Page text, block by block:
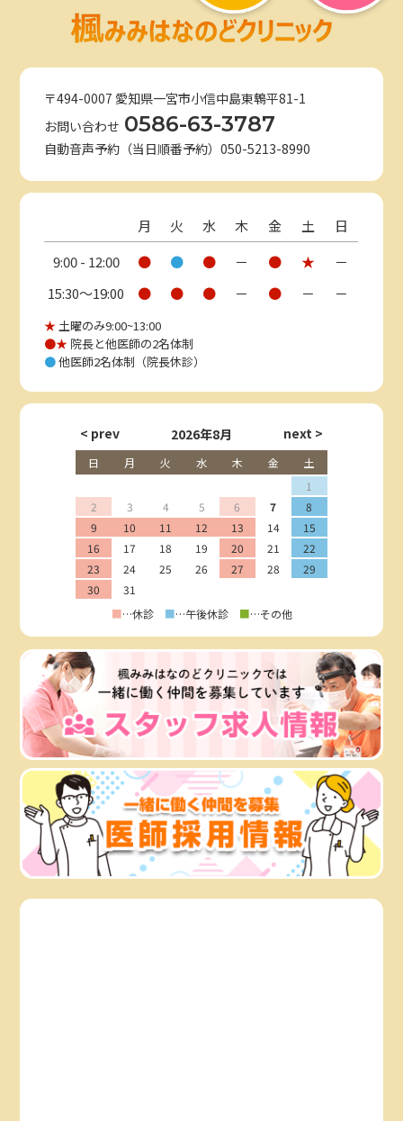
〒494-0007 愛知県一宮市小信中島東鵯平81-1
お問い合わせ 0586-63-3787
自動音声予約（当日順番予約）050-5213-8990
月 火 水 木 金 土
日
9:00 - 12:00
● ● ● － ● ★
－
15:30〜19:00
● ● ● － ● － －
★土曜のみ9:00~13:00
●★ 院長と他医師の2名体制
●他医師2名体制（院長休診）
2026年8月
日 月 火 水 木 金
土
1
2
3 4 5 6 7
8
9
10 11 12 13 14
15
16
17 18 19 20 21
22
23
24 25 26 27 28
29
30
31
■…休診 ■…午後休診 ■…その他